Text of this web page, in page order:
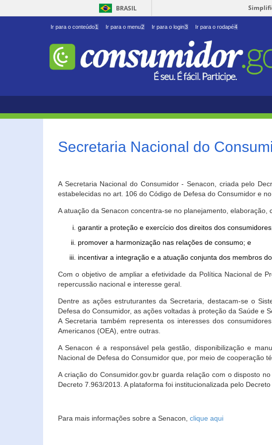
BRASIL
Ir para o conteúdo1 Ir para o menu2 Ir para o login3 Ir para o rodapé4
Secretaria Nacional do
A Secretaria Nacional do Consumidor - Senacon, criada pelo
estabelecidas no art. 106 do Código de Defesa do Consumidor e no
A atuação da Senacon concentra-se no planejamento,
garantir a proteção e exercício dos direitos dos
promover a harmonização nas relações de consumo; e
incentivar a integração e a atuação conjunta dos membros
Com o objetivo de ampliar a efetividade da Política Nacional de
repercussão nacional e interesse geral.
Dentre as ações estruturantes da Secretaria, destacam-se o
Defesa do Consumidor, as ações voltadas à proteção da Saúde e
A Secretaria também representa os interesses dos
Americanos (OEA), entre outras.
A Senacon é a responsável pela gestão, disponibilização e
Nacional de Defesa do Consumidor que, por meio de cooperação
A criação do Consumidor.gov.br guarda relação com o disposto
Decreto 7.963/2013. A plataforma foi institucionalizada pelo
Para mais informações sobre a Senacon, clique aqui